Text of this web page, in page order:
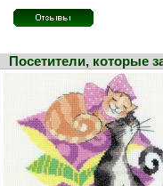
Посетители, которые